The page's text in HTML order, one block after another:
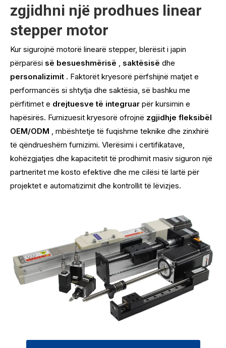
zgjidhni një prodhues linear
stepper motor
Kur sigurojnë motorë linearë stepper, blerësit i japin
përparësi së besueshmërisë , saktësisë dhe
personalizimit . Faktorët kryesorë përfshijnë matjet e
performancës si shtytja dhe saktësia, së bashku me
përfitimet e drejtuesve të integruar për kursimin e
hapësirës. Furnizuesit kryesorë ofrojnë zgjidhje fleksibël
OEM/ODM , mbështetje të fuqishme teknike dhe zinxhirë
të qëndrueshëm furnizimi. Vlerësimi i certifikatave,
kohëzgjatjes dhe kapacitetit të prodhimit masiv siguron një
partneritet me kosto efektive dhe me cilësi të lartë për
projektet e automatizimit dhe kontrollit të lëvizjes.